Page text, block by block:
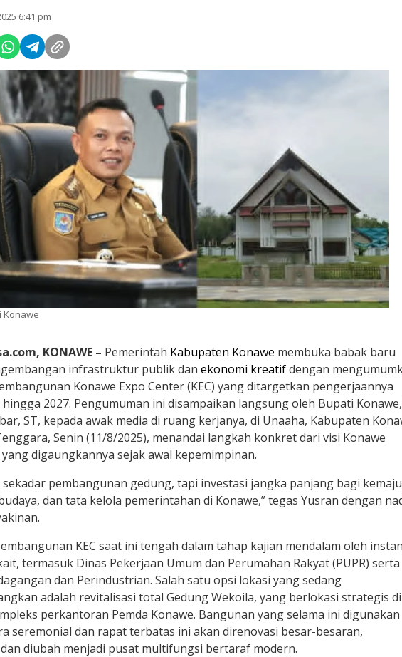
6:41 pm
Konawe
KONAWE – Pemerintah Kabupaten Konawe membuka babak baru
infrastruktur publik dan ekonomi kreatifdengan
Konawe Expo Center (KEC) yang ditargetkan pengerjaannya
hingga 2027. Pengumuman ini disampaikan langsung oleh Bupati
ST, kepada awak media di ruang kerjanya, di Unaaha, Kabupaten
Senin (11/8/2025), menandai langkah konkret dari visi Konawe
digaungkannya sejak awal kepemimpinan.
sekadar pembangunan gedung, tapi investasi jangka panjang bagi
dan tata kelola pemerintahan di Konawe,” tegas Yusran dengan
KEC saat ini tengah dalam tahap kajian mendalam oleh
termasuk Dinas Pekerjaan Umum dan Perumahan Rakyat (PUPR) serta
dan Perindustrian. Salah satu opsi lokasi yang sedang
adalah revitalisasi total Gedung Wekoila, yang berlokasi strategis di
perkantoran Pemda Konawe. Bangunan yang selama ini digunakan
seremonial dan rapat terbatas ini akan direnovasi besar-besaran,
diubah menjadi pusat multifungsi bertaraf modern.